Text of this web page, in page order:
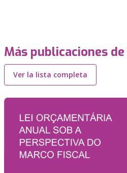
Más publicaciones
Ver la lista completa